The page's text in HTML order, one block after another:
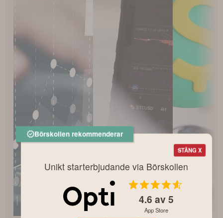
STÄNG X
Börskollen rekommenderar
Unikt starterbjudande via Börskollen
4.6 av 5
App Store